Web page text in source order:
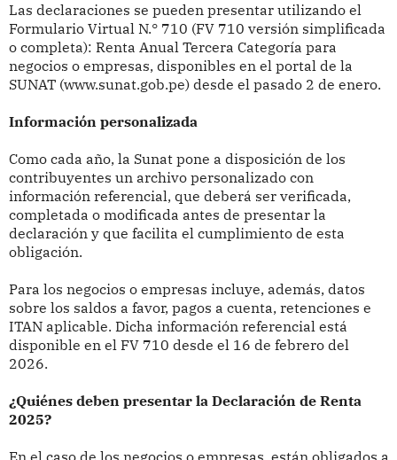
Las declaraciones se pueden presentar utilizando el
Formulario Virtual N.° 710 (FV 710 versión simplificada
o completa): Renta Anual Tercera Categoría para
negocios o empresas, disponibles en el portal de la
SUNAT (www.sunat.gob.pe) desde el pasado 2 de enero.
Información personalizada
Como cada año, la Sunat pone a disposición de los
contribuyentes un archivo personalizado con
información referencial, que deberá ser verificada,
completada o modificada antes de presentar la
declaración y que facilita el cumplimiento de esta
obligación.
Para los negocios o empresas incluye, además, datos
sobre los saldos a favor, pagos a cuenta, retenciones e
ITAN aplicable. Dicha información referencial está
disponible en el FV 710 desde el 16 de febrero del
2026.
¿Quiénes deben presentar la Declaración de Renta
2025?